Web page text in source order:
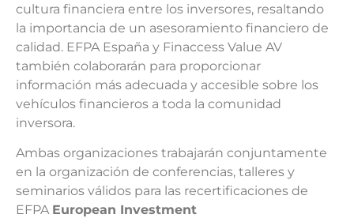
cultura financiera entre los inversores, resaltando
la importancia de un asesoramiento financiero de
calidad. EFPA España y Finaccess Value AV
también colaborarán para proporcionar
información más adecuada y accesible sobre los
vehículos financieros a toda la comunidad
inversora.
Ambas organizaciones trabajarán conjuntamente
en la organización de conferencias, talleres y
seminarios válidos para las recertificaciones de
EFPA European Investment